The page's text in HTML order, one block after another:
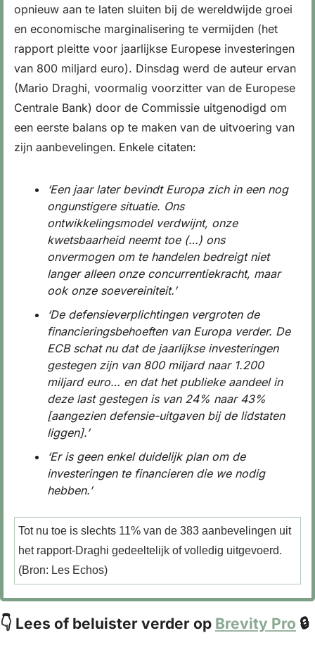
opnieuw aan te laten sluiten bij de wereldwijde groei
en economische marginalisering te vermijden (het
rapport pleitte voor jaarlijkse Europese investeringen
van 800 miljard euro). Dinsdag werd de auteur ervan
(Mario Draghi, voormalig voorzitter van de Europese
Centrale Bank) door de Commissie uitgenodigd om
een eerste balans op te maken van de uitvoering van
zijn aanbevelingen. Enkele citaten:
‘Een jaar later bevindt Europa zich in een nog
ongunstigere situatie. Ons
ontwikkelingsmodel verdwijnt, onze
kwetsbaarheid neemt toe (…) ons
onvermogen om te handelen bedreigt niet
langer alleen onze concurrentiekracht, maar
ook onze soevereiniteit.’
‘De defensieverplichtingen vergroten de
financieringsbehoeften van Europa verder. De
ECB schat nu dat de jaarlijkse investeringen
gestegen zijn van 800 miljard naar 1.200
miljard euro… en dat het publieke aandeel in
deze last gestegen is van 24% naar 43%
[aangezien defensie-uitgaven bij de lidstaten
liggen].’
‘Er is geen enkel duidelijk plan om de
investeringen te financieren die we nodig
hebben.’
Tot nu toe is slechts 11% van de 383 aanbevelingen uit
het rapport-Draghi gedeeltelijk of volledig uitgevoerd.
(Bron: Les Echos)
👇 Lees of beluister verder op Brevity Pro 🔒